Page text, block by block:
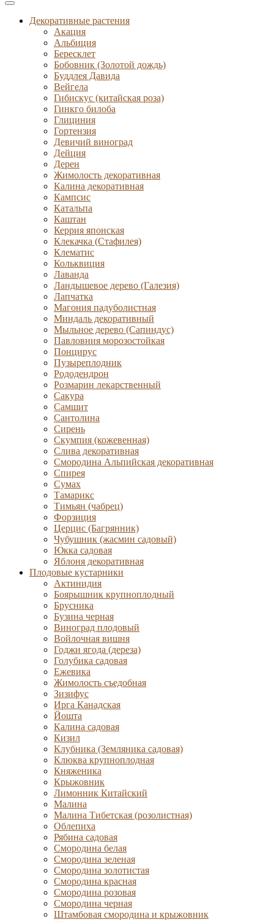
Декоративные растения
Акация
Альбиция
Бересклет
Бобовник (Золотой дождь)
Буддлея Давида
Вейгела
Гибискус (китайская роза)
Гинкго билоба
Глициния
Гортензия
Девичий виноград
Дейция
Дерен
Жимолость декоративная
Калина декоративная
Кампсис
Катальпа
Каштан
Керрия японская
Клекачка (Стафилея)
Клематис
Кольквиция
Лаванда
Ландышевое дерево (Галезия)
Лапчатка
Магония падуболистная
Миндаль декоративный
Мыльное дерево (Сапиндус)
Павловния морозостойкая
Понцирус
Пузыреплодник
Рододендрон
Розмарин лекарственный
Сакура
Самшит
Сантолина
Сирень
Скумпия (кожевенная)
Слива декоративная
Смородина Альпийская декоративная
Спирея
Сумах
Тамарикс
Тимьян (чабрец)
Форзиция
Церцис (Багрянник)
Чубушник (жасмин садовый)
Юкка садовая
Яблоня декоративная
Плодовые кустарники
Актинидия
Боярышник крупноплодный
Брусника
Бузина черная
Виноград плодовый
Войлочная вишня
Годжи ягода (дереза)
Голубика садовая
Ежевика
Жимолость съедобная
Зизифус
Ирга Канадская
Йошта
Калина садовая
Кизил
Клубника (Земляника садовая)
Клюква крупноплодная
Княженика
Крыжовник
Лимонник Китайский
Малина
Малина Тибетская (розолистная)
Облепиха
Рябина садовая
Смородина белая
Смородина зеленая
Смородина золотистая
Смородина красная
Смородина розовая
Смородина черная
Штамбовая смородина и крыжовник